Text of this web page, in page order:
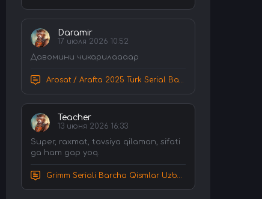
Daramir
17 июля 2026 10:52
Давомини чикарилаааар
Arosat / Arafta 2025 Turk Serial Barcha Qismlar Uzbek tilida Tarjima Serial tas-ix skachat
Teacher
13 июня 2026 16:33
Super, raxmat, tavsiya qilaman, sifati
ga ham gap yoq.
Grimm Seriali Barcha Qismlar Uzbek tilida Tarjima serial HD Skachat